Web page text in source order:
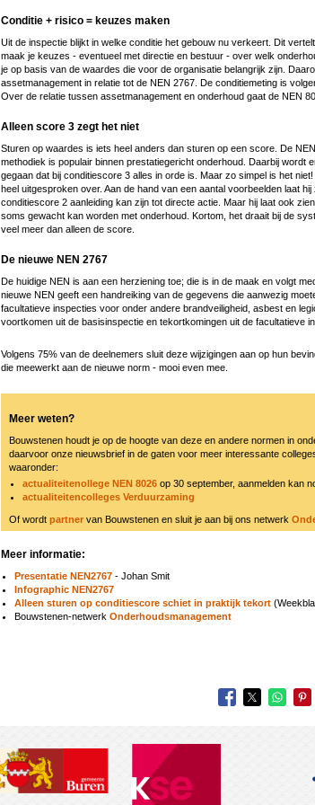
Conditie + risico = keuzes maken
Uit de inspectie blijkt in welke conditie het gebouw nu verkeert. Dit
maak je keuzes - eventueel met directie en bestuur - over welk
je op basis van de waardes die voor de organisatie belangrijk zijn.
assetmanagement in relatie tot de NEN 2767. De conditiemeting is
Over de relatie tussen assetmanagement en onderhoud gaat de NEN
Alleen score 3 zegt het niet
Sturen op waardes is iets heel anders dan sturen op een score. De
methodiek is populair binnen prestatiegericht onderhoud. Daarbij wordt
gegaan dat bij conditiescore 3 alles in orde is. Maar zo simpel is het
heel uitgesproken over. Aan de hand van een aantal voorbeelden laat hij
conditiescore 2 aanleiding kan zijn tot directe actie. Maar hij laat ook
soms gewacht kan worden met onderhoud. Kortom, het draait bij de
veel meer dan alleen de score.
De nieuwe NEN 2767
De huidige NEN is aan een herziening toe; die is in de maak en volgt
nieuwe NEN geeft een handreiking van de gegevens die aanwezig
facultatieve inspecties voor onder andere brandveiligheid, asbest en
voortkomen uit de basisinspectie en tekortkomingen uit de facultatieve
Volgens 75% van de deelnemers sluit deze wijzigingen aan op hun
die meewerkt aan de nieuwe norm - mooi even mee.
Meer weten?
Bouwstenen houdt je op de hoogte van deze en andere normen in
daarvoor onze nieuwsbrief in de gaten voor meer interessante
waaronder:
actualiteitenollege NEN 8026 op 30 september, aanmelden kan
actualiteitencolleges Verduurzaming
Of wordt partner van Bouwstenen en sluit je aan bij ons netwerk
Meer informatie:
Presentatie NEN2767 - Johan Smit
Infographic NEN2767
Alleen sturen op conditiescore schiet in praktijk tekort
Bouwstenen-netwerk Onderhoudsmanagement
NEN2767